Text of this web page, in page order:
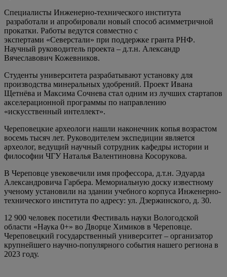
Специалисты Инженерно-технического института
разработали и апробировали новый способ асимметричной
прокатки. Работы ведутся совместно с
экспертами «Северстали» при поддержке гранта РНФ.
Научный руководитель проекта – д.т.н. Александр
Вячеславович Кожевников.
Студенты университета разрабатывают установку для
производства минеральных удобрений. Проект Ивана
Щетнёва и Максима Сочнева стал одним из лучших стартапов
акселерационной программы по направлению
«искусственный интеллект».
Череповецкие археологи нашли наконечник копья возрастом
восемь тысяч лет. Руководителем экспедиции является
археолог, ведущий научный сотрудник кафедры истории и
философии ЧГУ Наталья Валентиновна Косорукова.
В Череповце увековечили имя профессора, д.т.н. Эдуарда
Александровича Гарбера. Мемориальную доску известному
ученому установили на здании учебного корпуса Инженерно-
технического института по адресу: ул. Дзержинского, д. 30.
12 900 человек посетили Фестиваль науки Вологодской
области «Наука 0+» во Дворце Химиков в Череповце.
Череповецкий государственный университет – организатор
крупнейшего научно-популярного события нашего региона в
2023 году.